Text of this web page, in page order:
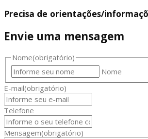
Precisa de orientações/
Envie uma mensagem
Nome(obrigatório)
Nome
E-mail(obrigatório)
Telefone
Mensagem(obrigatório)